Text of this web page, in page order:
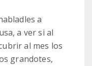
a
a ver si al
al mes los
grandotes,